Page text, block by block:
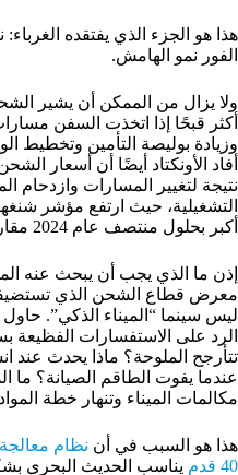
هذا هو الجزء الذي يفتقده
الفور نمو الهامش.
ولا يزال من الممكن أن يشير
أكثر قبحًا إذا اتخذت السفن
وزيادة بوليصة التأمين وتخطيط
نتيجة لتغيير المسارات وازدحام
التشغيلية، حيث ارتفع مؤشر
أكبر بحلول منتصف عام 2024 مقارنةً بأواخر عام 2023.
إذن ما الذي يجب أن يبحث عنه
معرض قطاع الشحن الذي
ليس سينما “الميناء الذكي”.
الرد على الاستفسارات الفظيعة
تتأرجح الملوحة؟ ماذا يحدث عند
عندما يفوت الطاقم الصيانة؟ ما
مكالمات الميناء وتنهار خطة
هذا هو السبب في أن نظام
40 قدم
يناسب الحديث البحري